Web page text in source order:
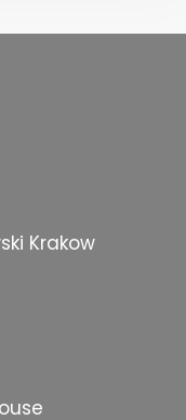
Krakow